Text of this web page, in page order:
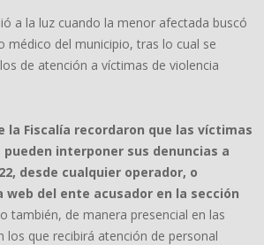
a la luz cuando la menor afectada buscó
médico del municipio, tras lo cual se
de atención a víctimas de violencia
la Fiscalía recordaron que las víctimas
interponer sus denuncias a
desde cualquier operador, o
del ente acusador en la sección
también, de manera presencial en las
los que recibirá atención de personal